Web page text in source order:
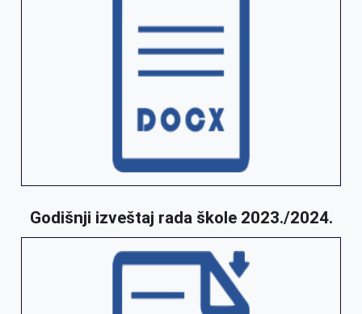
Godišnji izveštaj rada škole 2023./2024.